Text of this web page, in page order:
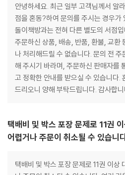
안녕하세요. 최근 일부 고객님께서 알
점을 혼동?하여 문의를 주시는 경우가
돌이책방과는 전혀 다른 별도의 서점
주문하신 상품, 배송, 반품, 환불, 교환
나 처리해드릴 수 없습니다. 문의 전
해 주시기 바라며, 주문하신 판매자를
고 정확한 안내를 받으실 수 있습니다.
드리오니 양해 부탁드립니다. 감사합니
택배비 및 박스 포장 문제로 11권
어렵거나 주문이 취소될 수 있습니
택배비 및 박스 포장 문제로 11권 이상